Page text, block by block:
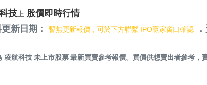
技 上 股價即時行情
更新日期：暫無更新報價，可於下方聯繫 IPO贏家窗口確認
凌航科技 未上市股票 最新買賣參考報價。買價供想賣出者參考，